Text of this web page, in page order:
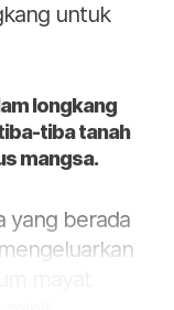
untuk
longkang
tiba tanah
mangsa.
yang berada